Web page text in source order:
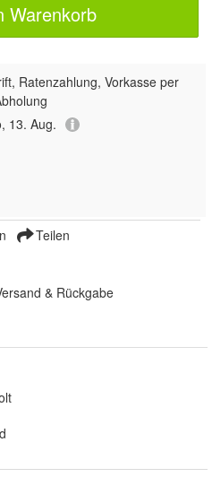
Warenkorb
Ratenzahlung, Vorkasse per
13. Aug.
Teilen
& Rückgabe